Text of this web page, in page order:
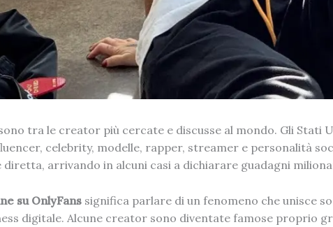
tra le creator più cercate e discusse al mondo. Gli Stati
celebrity, modelle, rapper, streamer e personalità
arrivando in alcuni casi a dichiarare guadagni
su OnlyFans significa parlare di un fenomeno che unisce
digitale. Alcune creator sono diventate famose proprio